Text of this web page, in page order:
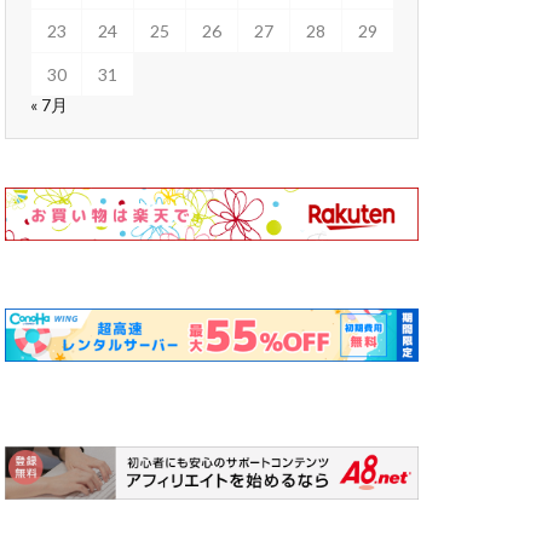
23 24 25 26 27 28 29
30
31
« 7月